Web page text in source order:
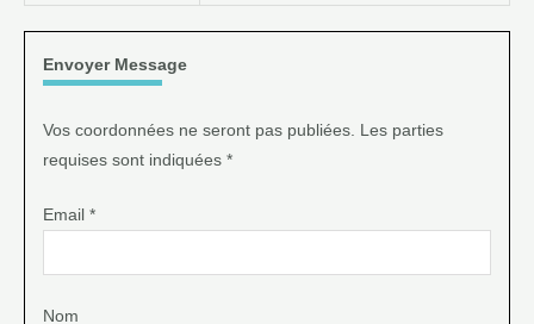
Envoyer Message
Vos coordonnées ne seront pas publiées. Les parties
requises sont indiquées *
Email *
Nom